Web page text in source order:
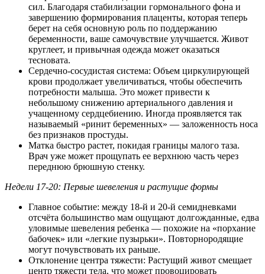
сил. Благодаря стабилизации гормонального фона и
завершению формирования плаценты, которая теперь
берет на себя основную роль по поддержанию
беременности, ваше самочувствие улучшается. Живот
круглеет, и привычная одежда может оказаться
тесновата.
Сердечно-сосудистая система: Объем циркулирующей
крови продолжает увеличиваться, чтобы обеспечить
потребности малыша. Это может привести к
небольшому снижению артериального давления и
учащенному сердцебиению. Иногда проявляется так
называемый «ринит беременных» — заложенность носа
без признаков простуды.
Матка быстро растет, покидая границы малого таза.
Врач уже может прощупать ее верхнюю часть через
переднюю брюшную стенку.
Недели 17-20: Первые шевеления и растущие формы
Главное событие: между 18-й и 20-й семидневками
отсчёта большинство мам ощущают долгожданные, едва
уловимые шевеления ребенка — похожие на «порхание
бабочек» или «легкие пузырьки». Повторнородящие
могут почувствовать их раньше.
Отклонение центра тяжести: Растущий живот смещает
центр тяжести тела, что может провоцировать